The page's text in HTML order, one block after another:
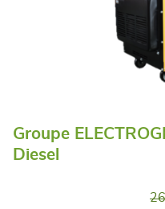
Groupe
Diesel